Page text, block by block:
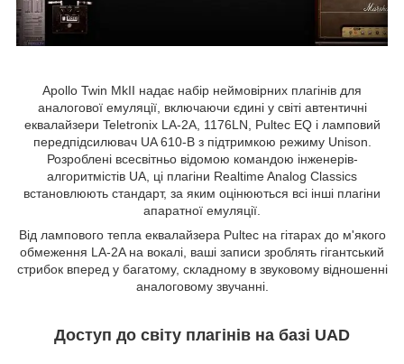
Apollo Twin MkII надає набір неймовірних плагінів для
аналогової емуляції, включаючи єдині у світі автентичні
еквалайзери Teletronix LA-2A, 1176LN, Pultec EQ і ламповий
передпідсилювач UA 610-B з підтримкою режиму Unison.
Розроблені всесвітньо відомою командою інженерів-
алгоритмістів UA, ці плагіни Realtime Analog Classics
встановлюють стандарт, за яким оцінюються всі інші плагіни
апаратної емуляції.
Від лампового тепла еквалайзера Pultec на гітарах до м'якого
обмеження LA-2A на вокалі, ваші записи зроблять гігантський
стрибок вперед у багатому, складному в звуковому відношенні
аналоговому звучанні.
Доступ до світу плагінів на базі UAD